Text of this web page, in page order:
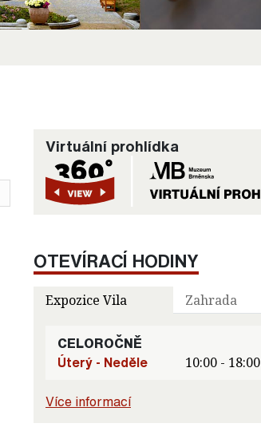
Virtuální prohlídka
OTEVÍRACÍ HODINY
Expozice Vila Zahrada
CELOROČNĚ
Úterý - Neděle
10:00 - 18:00
Více informací